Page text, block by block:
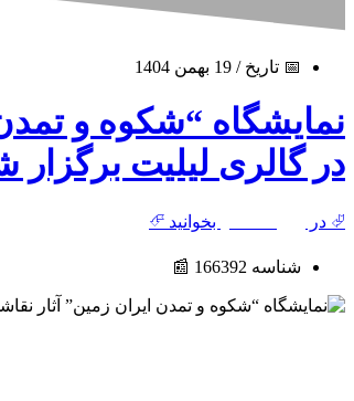
📅 تاریخ / 19 بهمن 1404
نمایشگاه “شکوه و
در گالری لیلیت برگزار
⮰ در بخوانید ⮶
شناسه 166392 📰